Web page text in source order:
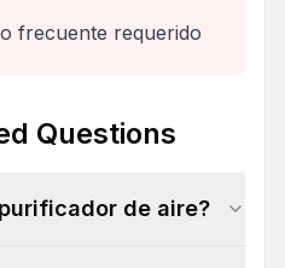
frecuente requerido
Questions
de aire?